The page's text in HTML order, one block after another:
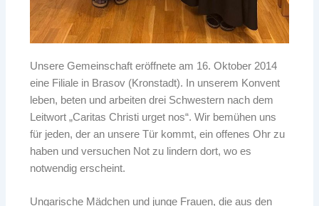
Unsere Gemeinschaft eröffnete am 16. Oktober 2014
eine Filiale in Brasov (Kronstadt). In unserem Konvent
leben, beten und arbeiten drei Schwestern nach dem
Leitwort „Caritas Christi urget nos“. Wir bemühen uns
für jeden, der an unsere Tür kommt, ein offenes Ohr zu
haben und versuchen Not zu lindern dort, wo es
notwendig erscheint.
Ungarische Mädchen und junge Frauen, die aus den